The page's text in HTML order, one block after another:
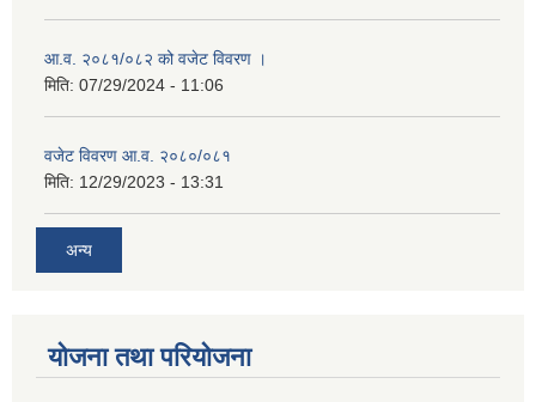
आ.व. २०८१/०८२ को वजेट विवरण ।
मिति: 07/29/2024 - 11:06
वजेट विवरण आ.व. २०८०/०८१
मिति: 12/29/2023 - 13:31
अन्य
योजना तथा परियोजना